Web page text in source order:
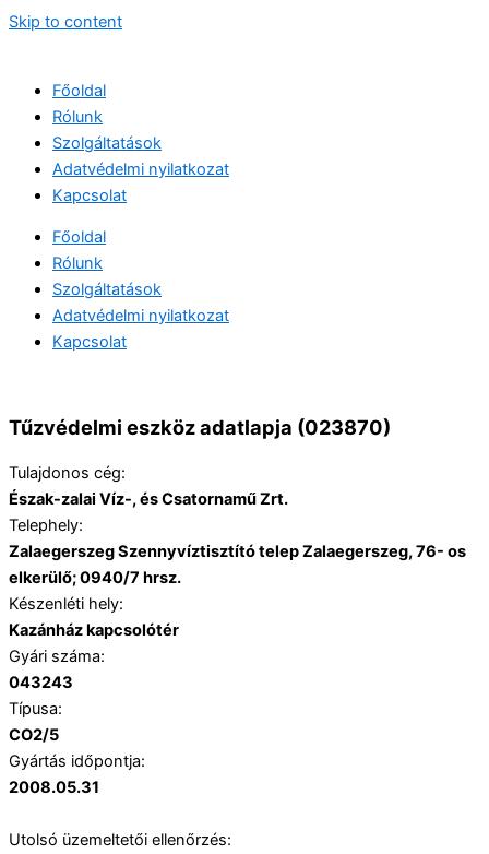
Skip to content
Főoldal
Rólunk
Szolgáltatások
Adatvédelmi nyilatkozat
Kapcsolat
Főoldal
Rólunk
Szolgáltatások
Adatvédelmi nyilatkozat
Kapcsolat
Tűzvédelmi eszköz adatlapja (023870)
Tulajdonos cég:
Észak-zalai Víz-, és Csatornamű Zrt.
Telephely:
Zalaegerszeg Szennyvíztisztító telep Zalaegerszeg, 76- os
elkerülő; 0940/7 hrsz.
Készenléti hely:
Kazánház kapcsolótér
Gyári száma:
043243
Típusa:
CO2/5
Gyártás időpontja:
2008.05.31
Utolsó üzemeltetői ellenőrzés: